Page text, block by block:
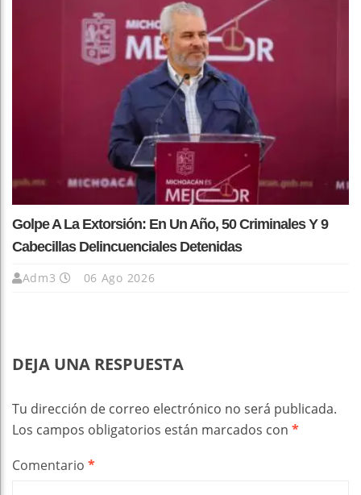
Golpe A La Extorsión: En Un Año, 50 Criminales Y 9
Cabecillas Delincuenciales Detenidas
Adm3 06 Ago 2026
DEJA UNA RESPUESTA
Tu dirección de correo electrónico no será publicada.
Los campos obligatorios están marcados con *
Comentario *